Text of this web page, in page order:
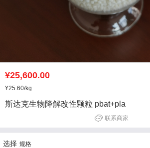
¥25,600.00
¥25.60/kg
斯达克生物降解改性颗粒 pbat+pla
联系商家
选择 规格